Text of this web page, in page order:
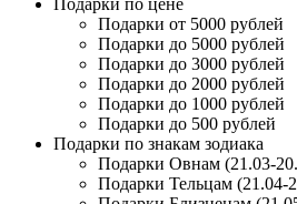
Подарки по цене
Подарки от 5000 рублей
Подарки до 5000 рублей
Подарки до 3000 рублей
Подарки до 2000 рублей
Подарки до 1000 рублей
Подарки до 500 рублей
Подарки по знакам зодиака
Подарки Овнам (21.03-
Подарки Тельцам (21.04-